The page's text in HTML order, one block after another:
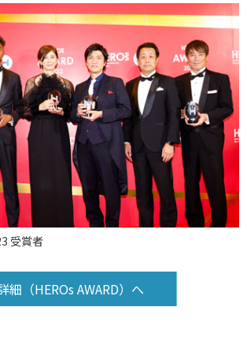
受賞者
細（HEROs AWARD）へ